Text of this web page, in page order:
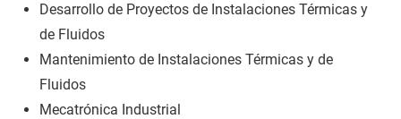
Desarrollo de Proyectos de Instalaciones Térmicas y
de Fluidos
Mantenimiento de Instalaciones Térmicas y de
Fluidos
Mecatrónica Industrial